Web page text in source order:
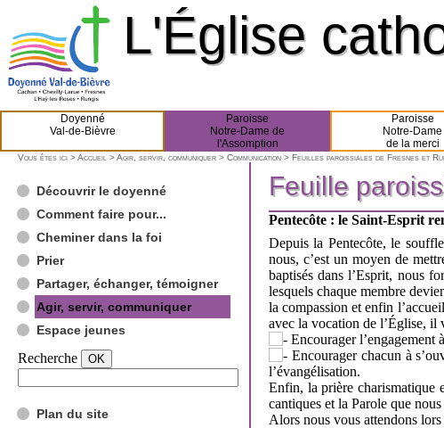
L'Église
L'Église
Doyenné
Val-de-Bièvre
Paroisse
Notre-Dame de
l'Assomption
Paroisse
Notre-Dame
de la merci
Vous êtes ici >Accueil >Agir, servir, communiquer > Communication > Feuilles paroissiales de Fresnes et
Découvrir le doyenné
Comment faire pour...
Cheminer dans la foi
Prier
Partager, échanger, témoigner
Agir, servir, communiquer
Espace jeunes
Recherche
Plan du site
Feuille
Feuille
Pentecôte : le Saint-Esprit
Depuis la Pentecôte, le
nous, c’est un moyen de
baptisés dans l’Esprit, nous
lesquels chaque membre
la compassion et enfin
avec la vocation de l’Église, il
Encourager l’engagement
Encourager chacun à
l’évangélisation.
Enfin, la prière charismatique
cantiques et la Parole que nous
Alors nous vous attendons